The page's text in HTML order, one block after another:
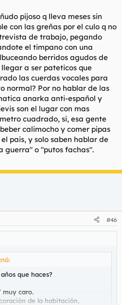
pijoso q lleva meses sin
con las greñas por el culo q no
de trabajo, pegando
el timpano con una
berridos agudos de
a ser pateticos que
las cuerdas vocales para
normal? Por no hablar de las
anarka anti-español y
son el lugar con mas
cuadrado, si, esa gente
calimocho y comer pipas
pais, y solo saben hablar de
guerra" o "putos fachas".
#46
que haces?
muy caro.
de la habitación,